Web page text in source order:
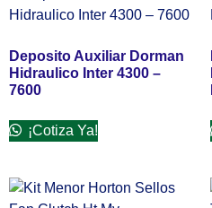
Deposito Auxiliar Dorman
Hidraulico Inter 4300 –
7600
¡Cotiza Ya!